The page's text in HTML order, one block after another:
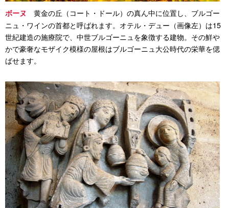
ボーヌ
黄金の丘（コート・ドール）の真ん中に位置し、ブルゴー
ニュ・ワインの首都と呼ばれます。オテル・デュー（画像左）は15
世紀建造の施療院で、中世ブルゴーニュを象徴する建物。その鮮や
かで豪奢なモザイク模様の屋根はブルゴーニュ大公時代の栄華を偲
ばせます。